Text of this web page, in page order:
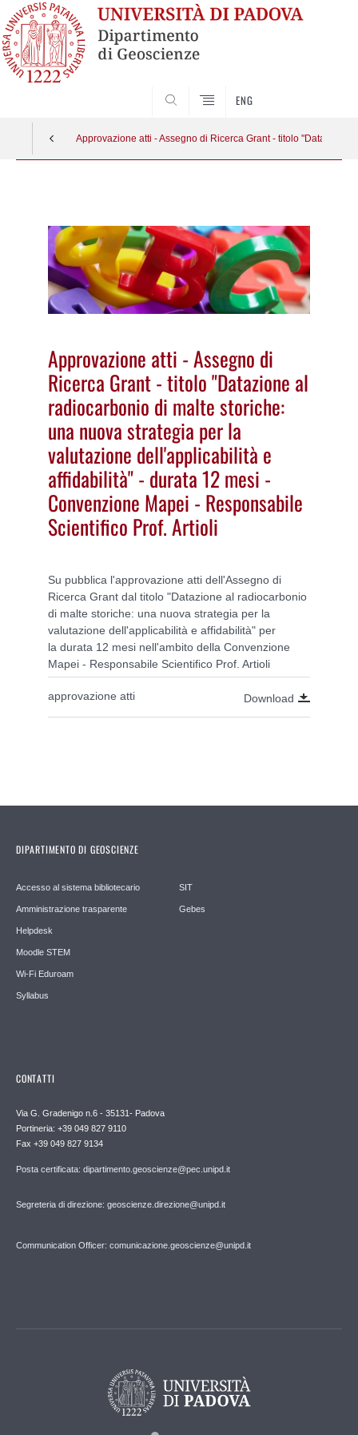
ENG
Approvazione atti - Assegno di Ricerca Grant - titolo
Approvazione atti - Assegno di
Ricerca Grant - titolo "Datazione al
radiocarbonio di malte storiche:
una nuova strategia per la
valutazione dell'applicabilità e
affidabilità" - durata 12 mesi -
Convenzione Mapei - Responsabile
Scientifico Prof. Artioli
Su pubblica l'approvazione atti dell'Assegno di
Ricerca Grant dal titolo "Datazione al radiocarbonio
di malte storiche: una nuova strategia per la
valutazione dell'applicabilità e affidabilità" per
la durata 12 mesi nell'ambito della Convenzione
Mapei - Responsabile Scientifico Prof. Artioli
approvazione atti Download
DIPARTIMENTO DI GEOSCIENZE
Accesso al sistema bibliotecario
Amministrazione trasparente
Helpdesk
Moodle STEM
Wi-Fi Eduroam
Syllabus
SIT
Gebes
CONTATTI
Via G. Gradenigo n.6 - 35131- Padova
Portineria: +39 049 827 9110
Fax +39 049 827 9134
Posta certificata: dipartimento.geoscienze@pec.unipd.it
Segreteria di direzione: geoscienze.direzione@unipd.it
Communication Officer: comunicazione.geoscienze@unipd.it